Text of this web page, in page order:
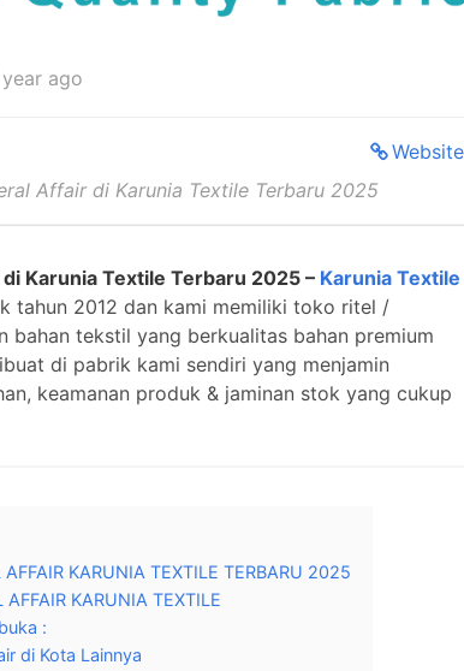
ago
Website
Affair di Karunia Textile Terbaru 2025
Karunia Textile Terbaru 2025 – Karunia Textile
tahun 2012 dan kami memiliki toko ritel /
bahan tekstil yang berkualitas bahan premium
di pabrik kami sendiri yang menjamin
keamanan produk & jaminan stok yang cukup
KARUNIA TEXTILE TERBARU 2025
KARUNIA TEXTILE
:
di Kota Lainnya